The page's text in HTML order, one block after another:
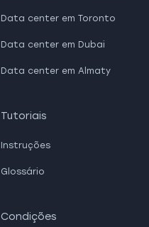
Data center em Toronto
Data center em Dubai
Data center em Almaty
Tutoriais
Instruções
Glossário
Condições